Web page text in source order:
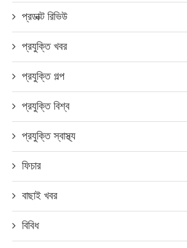
প্রডাক্ট রিভিউ
প্রযুক্তি খবর
প্রযুক্তি গল্প
প্রযুক্তি বিশ্ব
প্রযুক্তি স্বাস্থ্য
ফিচার
বাছাই খবর
বিবিধ